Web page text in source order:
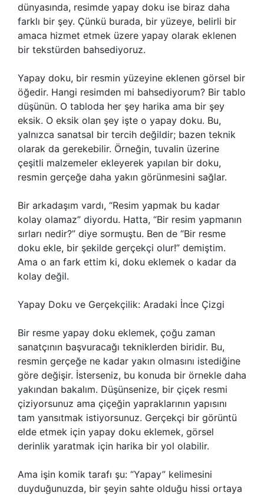
dünyasında, resimde yapay doku ise biraz daha
farklı bir şey. Çünkü burada, bir yüzeye, belirli bir
amaca hizmet etmek üzere yapay olarak eklenen
bir tekstürden bahsediyoruz.
Yapay doku, bir resmin yüzeyine eklenen görsel bir
öğedir. Hangi resimden mi bahsediyorum? Bir tablo
düşünün. O tabloda her şey harika ama bir şey
eksik. O eksik olan şey işte o yapay doku. Bu,
yalnızca sanatsal bir tercih değildir; bazen teknik
olarak da gerekebilir. Örneğin, tuvalin üzerine
çeşitli malzemeler ekleyerek yapılan bir doku,
resmin gerçeğe daha yakın görünmesini sağlar.
Bir arkadaşım vardı, “Resim yapmak bu kadar
kolay olamaz” diyordu. Hatta, “Bir resim yapmanın
sırları nedir?” diye sormuştu. Ben de “Bir resme
doku ekle, bir şekilde gerçekçi olur!” demiştim.
Ama o an fark ettim ki, doku eklemek o kadar da
kolay değil.
Yapay Doku ve Gerçekçilik: Aradaki İnce Çizgi
Bir resme yapay doku eklemek, çoğu zaman
sanatçının başvuracağı tekniklerden biridir. Bu,
resmin gerçeğe ne kadar yakın olmasını istediğine
göre değişir. İsterseniz, bu konuda bir örnekle daha
yakından bakalım. Düşünsenize, bir çiçek resmi
çiziyorsunuz ama çiçeğin yapraklarının yapısını
tam yansıtmak istiyorsunuz. Gerçekçi bir görüntü
elde etmek için yapay doku eklemek, görsel
derinlik yaratmak için harika bir yol olabilir.
Ama işin komik tarafı şu: “Yapay” kelimesini
duyduğunuzda, bir şeyin sahte olduğu hissi ortaya